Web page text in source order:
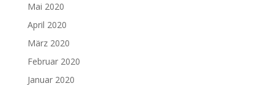
Mai 2020
April 2020
März 2020
Februar 2020
Januar 2020